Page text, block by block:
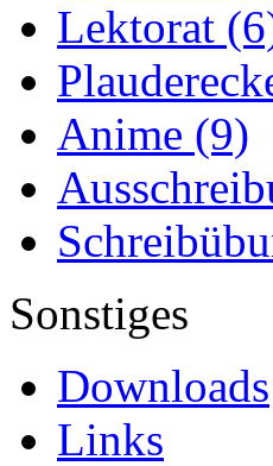
Lektorat
Anime (9)
Sonstiges
Downloads
Links